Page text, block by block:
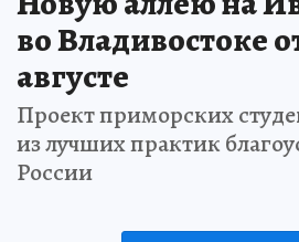
во Владивостоке
августе
Проект приморских
из лучших практик
России